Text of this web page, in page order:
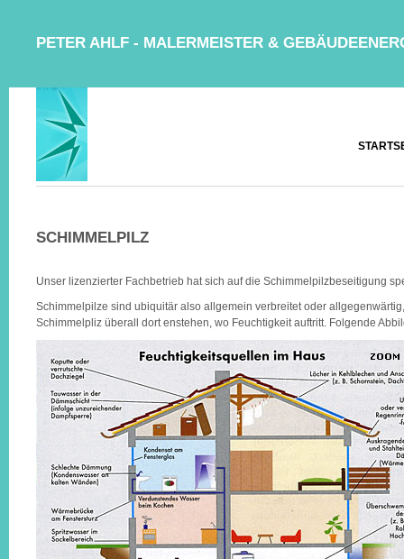
PETER AHLF - MALERMEISTER &
SCHIMMELPILZ
Unser lizenzierter Fachbetrieb hat sich auf die Schimmelpilzbeseitigung
Schimmelpilze sind ubiquitär also allgemein verbreitet oder
Schimmelpliz überall dort enstehen, wo Feuchtigkeit auftritt. Folgende